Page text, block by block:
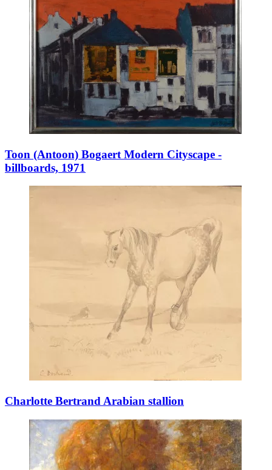
Toon (Antoon) Bogaert Modern Cityscape -
billboards, 1971
Charlotte Bertrand Arabian stallion